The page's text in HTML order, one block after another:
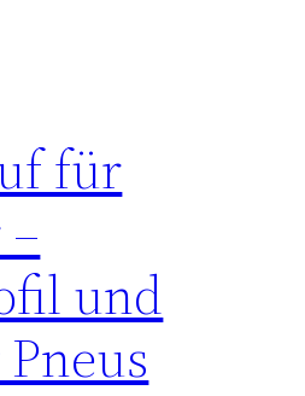
für
und